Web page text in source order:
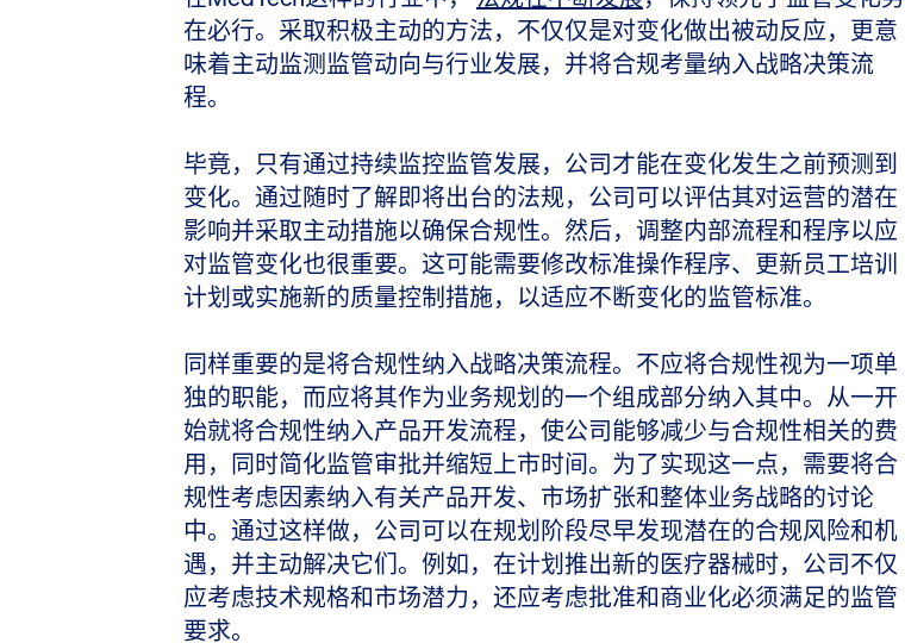
在必行。采取积极主动的方法，不仅仅是对变化做出被动反应，更意
味着主动监测监管动向与行业发展，并将合规考量纳入战略决策流
程。
毕竟，只有通过持续监控监管发展，公司才能在变化发生之前预测到
变化。通过随时了解即将出台的法规，公司可以评估其对运营的潜在
影响并采取主动措施以确保合规性。然后，调整内部流程和程序以应
对监管变化也很重要。这可能需要修改标准操作程序、更新员工培训
计划或实施新的质量控制措施，以适应不断变化的监管标准。
同样重要的是将合规性纳入战略决策流程。不应将合规性视为一项单
独的职能，而应将其作为业务规划的一个组成部分纳入其中。从一开
始就将合规性纳入产品开发流程，使公司能够减少与合规性相关的费
用，同时简化监管审批并缩短上市时间。为了实现这一点，需要将合
规性考虑因素纳入有关产品开发、市场扩张和整体业务战略的讨论
中。通过这样做，公司可以在规划阶段尽早发现潜在的合规风险和机
遇，并主动解决它们。例如，在计划推出新的医疗器械时，公司不仅
应考虑技术规格和市场潜力，还应考虑批准和商业化必须满足的监管
要求。